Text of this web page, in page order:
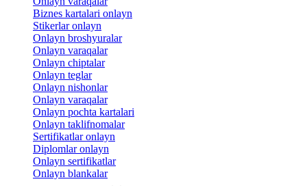
Biznes kartalari onlayn
Stikerlar onlayn
Onlayn broshyuralar
Onlayn varaqalar
Onlayn chiptalar
Onlayn teglar
Onlayn nishonlar
Onlayn varaqalar
Onlayn pochta kartalari
Onlayn taklifnomalar
Sertifikatlar onlayn
Diplomlar onlayn
Onlayn sertifikatlar
Onlayn blankalar